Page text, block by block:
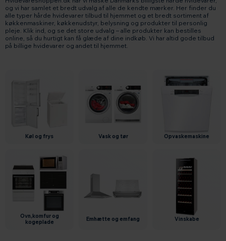
og vi har samlet et bredt udvalg af alle de kendte mærker. Her finder du
alle typer hårde hvidevarer tilbud til hjemmet og et bredt sortiment af
køkkenmaskiner, køkkenudstyr, belysning og produkter til personlig
pleje. Klik ind, og se det store udvalg – alle produkter kan bestilles
online, så du hurtigt kan få glæde af dine indkøb. Vi har altid gode tilbud
på billige hvidevarer og andet til hjemmet.
køl og frys vask og tør opvaskemaskine
ovn,komfur og
kogeplade
emhætte og emfang vinskabe